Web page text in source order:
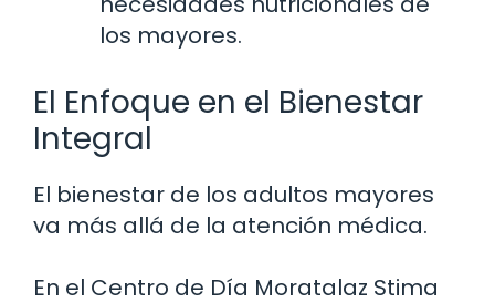
los mayores.
El Enfoque en el Bienestar
Integral
El bienestar de los adultos mayores
va más allá de la atención médica.
En el Centro de Día Moratalaz Stima